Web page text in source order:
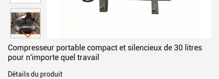
Compresseur portable compact et silencieux de 30 litres
pour n'importe quel travail
Détails du produit